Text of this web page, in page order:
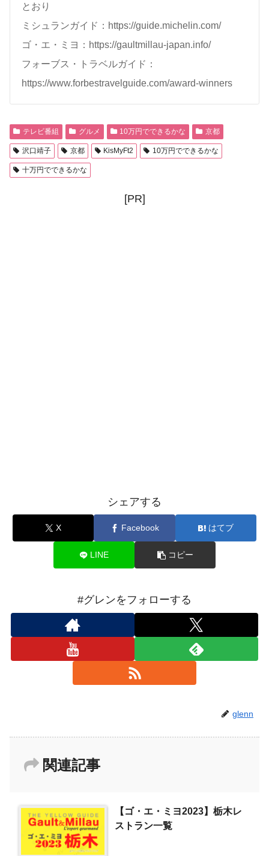
とおり
ミシュランガイド：https://guide.michelin.com/
ゴ・エ・ミヨ：https://gaultmillau-japan.info/
フォーブス・トラベルガイド：
https://www.forbestravelguide.com/award-winners
テレビ番組 グルメ 10万円でできるかな 京都
沢口靖子 京都 KisMyFt2 10万円でできるかな
十万円でできるかな
[PR]
シェアする
X Facebook はてブ
LINE コピー
#グレンをフォローする
glenn
関連記事
【ゴ・エ・ミヨ2023】栃木レ
ストラン一覧